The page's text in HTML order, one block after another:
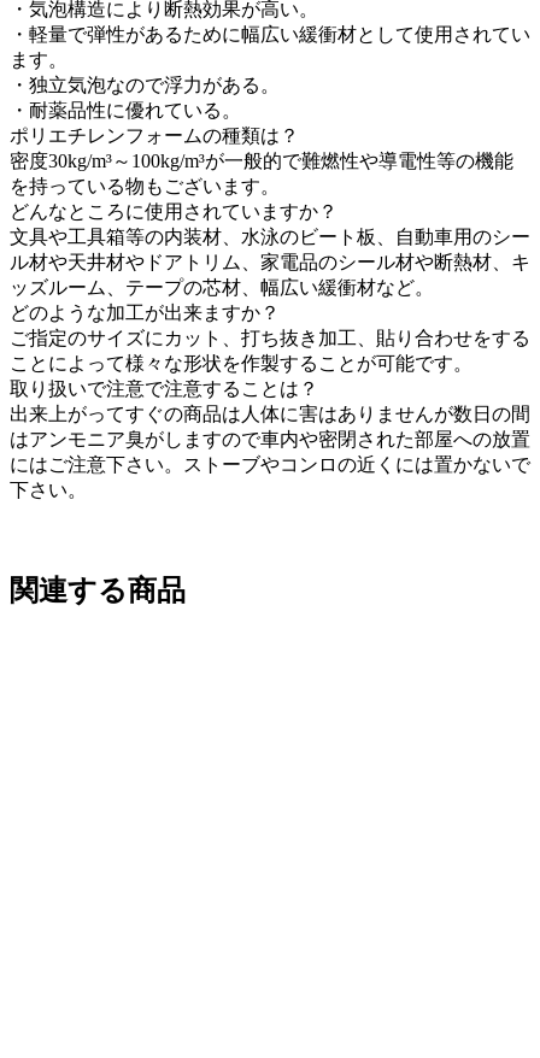
・気泡構造により断熱効果が高い。
・軽量で弾性があるために幅広い緩衝材として使用されてい
ます。
・独立気泡なので浮力がある。
・耐薬品性に優れている。
ポリエチレンフォームの種類は？
密度30kg/m³～100kg/m³が一般的で難燃性や導電性等の機能
を持っている物もございます。
どんなところに使用されていますか？
文具や工具箱等の内装材、水泳のビート板、自動車用のシー
ル材や天井材やドアトリム、家電品のシール材や断熱材、キ
ッズルーム、テープの芯材、幅広い緩衝材など。
どのような加工が出来ますか？
ご指定のサイズにカット、打ち抜き加工、貼り合わせをする
ことによって様々な形状を作製することが可能です。
取り扱いで注意で注意することは？
出来上がってすぐの商品は人体に害はありませんが数日の間
はアンモニア臭がしますので車内や密閉された部屋への放置
にはご注意下さい。ストーブやコンロの近くには置かないで
下さい。
関連する商品